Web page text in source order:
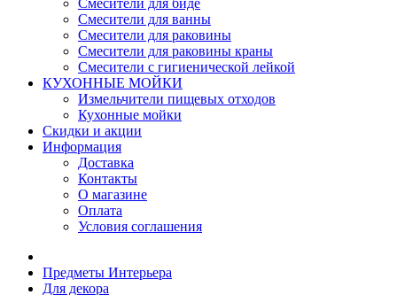
Смесители для биде
Смесители для ванны
Смесители для раковины
Смесители для раковины краны
Смесители с гигиенической лейкой
КУХОННЫЕ МОЙКИ
Измельчители пищевых отходов
Кухонные мойки
Скидки и акции
Информация
Доставка
Контакты
О магазине
Оплата
Условия соглашения
Предметы Интерьера
Для декора